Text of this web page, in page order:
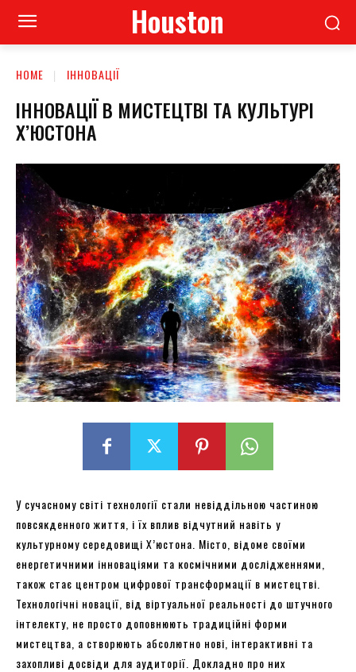
Houston
HOME ІННОВАЦІЇ
ІННОВАЦІЇ В МИСТЕЦТВІ ТА КУЛЬТУРІ
Х’ЮСТОНА
У сучасному світі технології стали невіддільною частиною
повсякденного життя, і їх вплив відчутний навіть у
культурному середовищі Х’юстона. Місто, відоме своїми
енергетичними інноваціями та космічними дослідженнями,
також стає центром цифрової трансформації в мистецтві.
Технологічні новації, від віртуальної реальності до штучного
інтелекту, не просто доповнюють традиційні форми
мистецтва, а створюють абсолютно нові, інтерактивні та
захопливі досвіди для аудиторії. Докладно про них